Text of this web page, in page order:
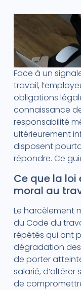
Face à un
travail,
obligations
connaissance
responsabilité
ultérieurement
disposent
répondre. Ce
Ce que la
moral au
Le harcèlement
du Code du
répétés qui ont
dégradation
de porter
salarié,
de